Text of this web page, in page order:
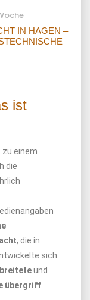
IN HAGEN –
ist
zu einem
die
, die in
sich
und
übergriff